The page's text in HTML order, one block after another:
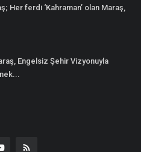
Her ferdi ‘Kahraman’ olan Maraş,
Engelsiz Şehir Vizyonuyla